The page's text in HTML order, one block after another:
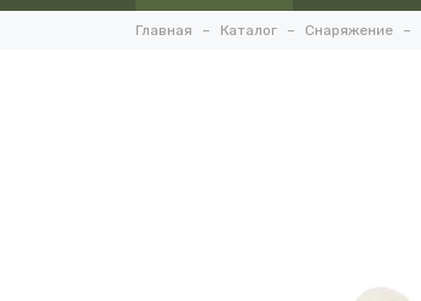
Главная Каталог Снаряжение